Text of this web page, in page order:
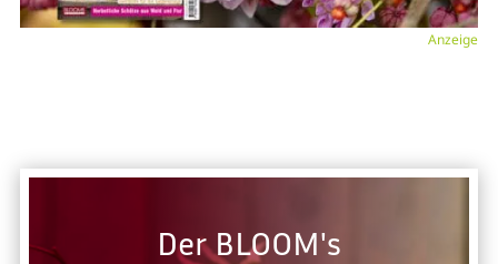
Anzeige
Der BLOOM's